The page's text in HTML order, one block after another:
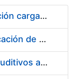
Pliego condiciones optimización cargas compras firmado
Acuerdo marco para la fabricación de piezas
Suministro de Protectores Auditivos a medida para las personas trabajadoras de los Centros de Trabajo de Madrid y Burgos